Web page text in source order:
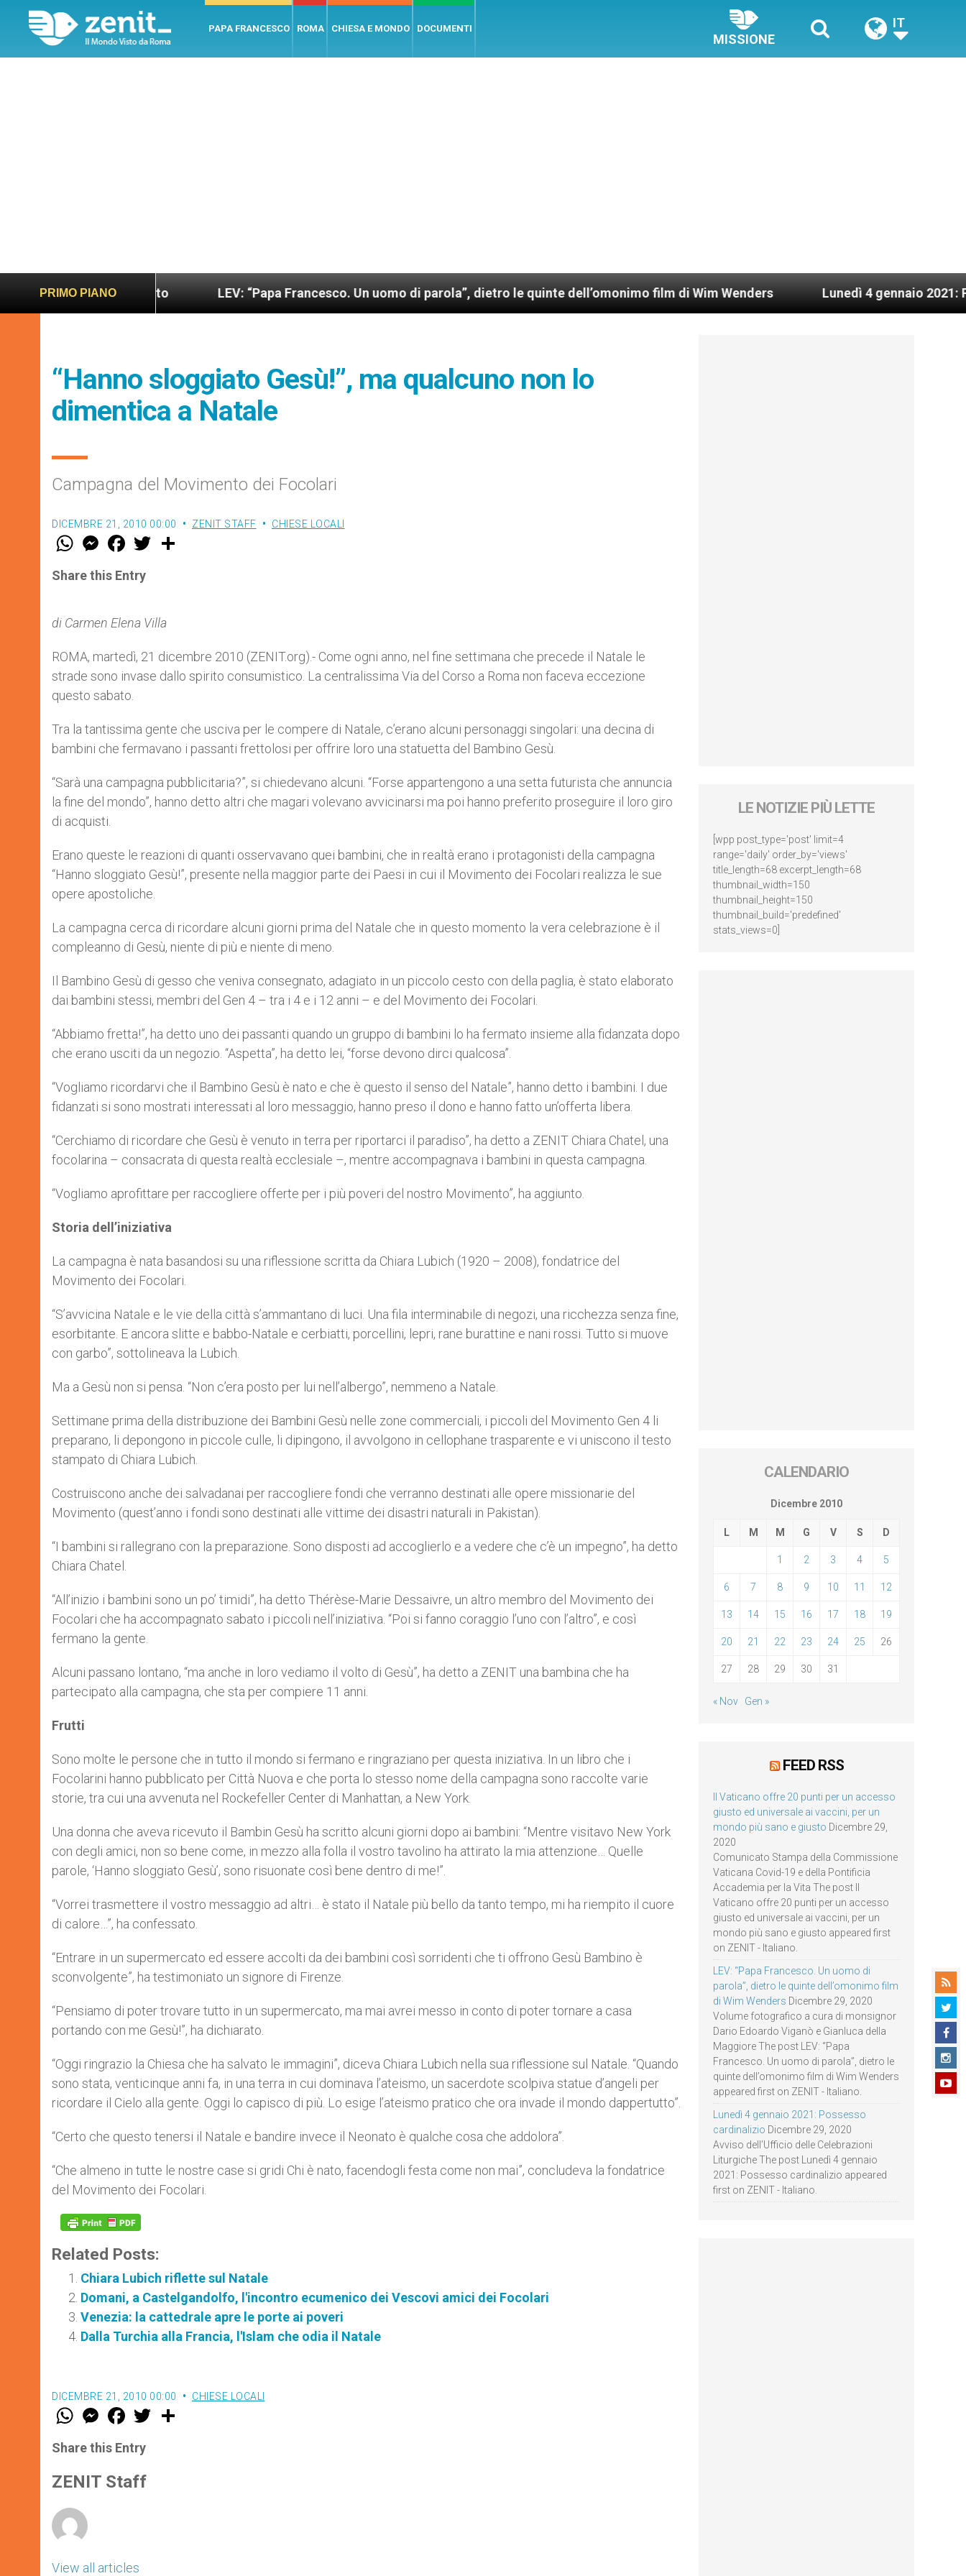
PAPA FRANCESCO ROMA CHIESA E MONDO DOCUMENTI
MISSIONE
IT
PRIMO PIANO
più sano e giusto LEV: “Papa Francesco. Un uomo di parola”, dietro le quinte dell’omonimo film di Wim Wenders Lunedì 4 gennaio 2021: Possesso
“Hanno sloggiato Gesù!”, ma qualcuno non lo
dimentica a Natale
Campagna del Movimento dei Focolari
DICEMBRE 21, 2010 00:00 ZENIT STAFF CHIESE LOCALI
W
t
s
p
M
e
s
e
e
r
F
a
e
b
k
w
Share this Entry
di Carmen Elena Villa
ROMA, martedì, 21 dicembre 2010 (ZENIT.org).- Come ogni anno, nel fine settimana che precede il Natale le
strade sono invase dallo spirito consumistico. La centralissima Via del Corso a Roma non faceva eccezione
questo sabato.
Tra la tantissima gente che usciva per le compere di Natale, c’erano alcuni personaggi singolari: una decina di
bambini che fermavano i passanti frettolosi per offrire loro una statuetta del Bambino Gesù.
“Sarà una campagna pubblicitaria?”, si chiedevano alcuni. “Forse appartengono a una setta futurista che annuncia
la fine del mondo”, hanno detto altri che magari volevano avvicinarsi ma poi hanno preferito proseguire il loro giro
di acquisti.
Erano queste le reazioni di quanti osservavano quei bambini, che in realtà erano i protagonisti della campagna
“Hanno sloggiato Gesù!”, presente nella maggior parte dei Paesi in cui il Movimento dei Focolari realizza le sue
opere apostoliche.
La campagna cerca di ricordare alcuni giorni prima del Natale che in questo momento la vera celebrazione è il
compleanno di Gesù, niente di più e niente di meno.
Il Bambino Gesù di gesso che veniva consegnato, adagiato in un piccolo cesto con della paglia, è stato elaborato
dai bambini stessi, membri del Gen 4 – tra i 4 e i 12 anni – e del Movimento dei Focolari.
“Abbiamo fretta!”, ha detto uno dei passanti quando un gruppo di bambini lo ha fermato insieme alla fidanzata dopo
che erano usciti da un negozio. “Aspetta”, ha detto lei, “forse devono dirci qualcosa”.
“Vogliamo ricordarvi che il Bambino Gesù è nato e che è questo il senso del Natale”, hanno detto i bambini. I due
fidanzati si sono mostrati interessati al loro messaggio, hanno preso il dono e hanno fatto un’offerta libera.
“Cerchiamo di ricordare che Gesù è venuto in terra per riportarci il paradiso”, ha detto a ZENIT Chiara Chatel, una
focolarina – consacrata di questa realtà ecclesiale –, mentre accompagnava i bambini in questa campagna.
“Vogliamo aprofittare per raccogliere offerte per i più poveri del nostro Movimento”, ha aggiunto.
Storia dell’iniziativa
La campagna è nata basandosi su una riflessione scritta da Chiara Lubich (1920 – 2008), fondatrice del
Movimento dei Focolari.
“S’avvicina Natale e le vie della città s’ammantano di luci. Una fila interminabile di negozi, una ricchezza senza fine,
esorbitante. E ancora slitte e babbo-Natale e cerbiatti, porcellini, lepri, rane burattine e nani rossi. Tutto si muove
con garbo”, sottolineava la Lubich.
Ma a Gesù non si pensa. “Non c’era posto per lui nell’albergo”, nemmeno a Natale.
Settimane prima della distribuzione dei Bambini Gesù nelle zone commerciali, i piccoli del Movimento Gen 4 li
preparano, li depongono in piccole culle, li dipingono, il avvolgono in cellophane trasparente e vi uniscono il testo
stampato di Chiara Lubich.
Costruiscono anche dei salvadanai per raccogliere fondi che verranno destinati alle opere missionarie del
Movimento (quest’anno i fondi sono destinati alle vittime dei disastri naturali in Pakistan).
“I bambini si rallegrano con la preparazione. Sono disposti ad accoglierlo e a vedere che c’è un impegno”, ha detto
Chiara Chatel.
“All’inizio i bambini sono un po’ timidi”, ha detto Thérèse-Marie Dessaivre, un altro membro del Movimento dei
Focolari che ha accompagnato sabato i piccoli nell’iniziativa. “Poi si fanno coraggio l’uno con l’altro”, e così
fermano la gente.
Alcuni passano lontano, “ma anche in loro vediamo il volto di Gesù”, ha detto a ZENIT una bambina che ha
partecipato alla campagna, che sta per compiere 11 anni.
Frutti
Sono molte le persone che in tutto il mondo si fermano e ringraziano per questa iniziativa. In un libro che i
Focolarini hanno pubblicato per Città Nuova e che porta lo stesso nome della campagna sono raccolte varie
storie, tra cui una avvenuta nel Rockefeller Center di Manhattan, a New York.
Una donna che aveva ricevuto il Bambin Gesù ha scritto alcuni giorni dopo ai bambini: “Mentre visitavo New York
con degli amici, non so bene come, in mezzo alla folla il vostro tavolino ha attirato la mia attenzione… Quelle
parole, ‘Hanno sloggiato Gesù’, sono risuonate così bene dentro di me!”.
“Vorrei trasmettere il vostro messaggio ad altri… è stato il Natale più bello da tanto tempo, mi ha riempito il cuore
di calore…”, ha confessato.
“Entrare in un supermercato ed essere accolti da dei bambini così sorridenti che ti offrono Gesù Bambino è
sconvolgente”, ha testimoniato un signore di Firenze.
“Pensiamo di poter trovare tutto in un supermercato, ma mai avrei messo in conto di poter tornare a casa
portando con me Gesù!”, ha dichiarato.
“Oggi ringrazio la Chiesa che ha salvato le immagini”, diceva Chiara Lubich nella sua riflessione sul Natale. “Quando
sono stata, venticinque anni fa, in una terra in cui dominava l’ateismo, un sacerdote scolpiva statue d’angeli per
ricordare il Cielo alla gente. Oggi lo capisco di più. Lo esige l’ateismo pratico che ora invade il mondo dappertutto”.
“Certo che questo tenersi il Natale e bandire invece il Neonato è qualche cosa che addolora”.
“Che almeno in tutte le nostre case si gridi Chi è nato, facendogli festa come non mai”, concludeva la fondatrice
del Movimento dei Focolari.
Related Posts:
Chiara Lubich riflette sul Natale
Domani, a Castelgandolfo, l'incontro ecumenico dei Vescovi amici dei Focolari
Venezia: la cattedrale apre le porte ai poveri
Dalla Turchia alla Francia, l'Islam che odia il Natale
DICEMBRE 21, 2010 00:00 CHIESE LOCALI
W
t
s
p
p
M
e
s
e
g
e
F
a
e
b
o
k
w
Share this Entry
ZENIT Staff
View all articles
LE NOTIZIE PIÙ LETTE
[wpp post_type='post' limit=4
range='daily' order_by='views'
title_length=68 excerpt_length=68
thumbnail_width=150
thumbnail_height=150
thumbnail_build='predefined'
stats_views=0]
CALENDARIO
Dicembre 2010
L M M G V S D
1 2 3 4 5
6 7 8 9 10 11 12
13 14 15 16 17 18 19
20 21 22 23 24 25 26
27 28 29 30 31
« Nov Gen »
FEED RSS
Il Vaticano offre 20 punti per un accesso
giusto ed universale ai vaccini, per un
mondo più sano e giusto Dicembre 29,
2020
Comunicato Stampa della Commissione
Vaticana Covid-19 e della Pontificia
Accademia per la Vita The post Il
Vaticano offre 20 punti per un accesso
giusto ed universale ai vaccini, per un
mondo più sano e giusto appeared first
on ZENIT - Italiano.
LEV: “Papa Francesco. Un uomo di
parola”, dietro le quinte dell’omonimo film
di Wim Wenders Dicembre 29, 2020
Volume fotografico a cura di monsignor
Dario Edoardo Viganò e Gianluca della
Maggiore The post LEV: “Papa
Francesco. Un uomo di parola”, dietro le
quinte dell’omonimo film di Wim Wenders
appeared first on ZENIT - Italiano.
Lunedì 4 gennaio 2021: Possesso
cardinalizio Dicembre 29, 2020
Avviso dell’Ufficio delle Celebrazioni
Liturgiche The post Lunedì 4 gennaio
2021: Possesso cardinalizio appeared
first on ZENIT - Italiano.